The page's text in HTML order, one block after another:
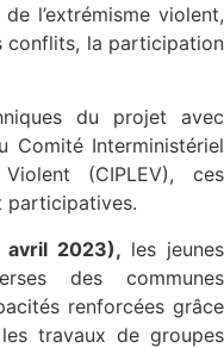
l’extrémisme violent,
conflits, la participation
du projet avec
Comité Interministériel
(CIPLEV), ces
participatives.
2023), les jeunes
des communes
renforcées grâce
travaux de groupes